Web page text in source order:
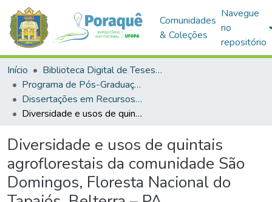
Comunidades
& Coleções
Navegue
no
repositório
Início
Biblioteca Digital de Teses e Dissertações (BDTD)
Programa de Pós-Graduação em Recursos Naturais da Amazônia (PPGRNA)
Dissertações em Recursos Naturais da Amazônia (Mestrado)
Diversidade e usos de quintais agroflorestais da comunidade São Domingos, Floresta Nacional do Tapajós, Belterra – PA
Diversidade e usos de quintais
agroflorestais da comunidade São
Domingos, Floresta Nacional do